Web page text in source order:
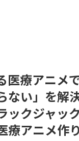
医療アニメ
ない」を解
ックジャッ
療アニメ作